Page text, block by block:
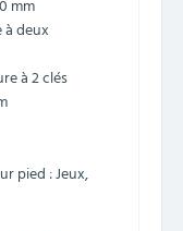
mm
deux
à 2 clés
pied : Jeux,